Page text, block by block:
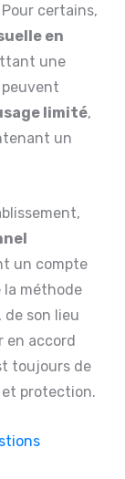
certains,
en
une
peuvent
limité,
un
un compte
la méthode
de son lieu
en accord
toujours de
protection.